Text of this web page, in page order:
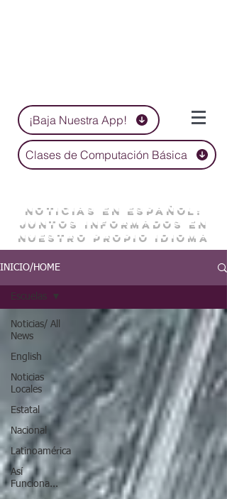
¡Baja Nuestra App!
Clases de Computación Básica
NOTICIAS EN ESPAÑOL:
JUNTOS INFORMADOS EN
NUESTRO PROPIO IDIOMA
INICIO/HOME
Noticias/ All
News
English
Noticias
Locales
Estatal
Nacional
Latinoamérica
Así
Funciona...
Escuelas